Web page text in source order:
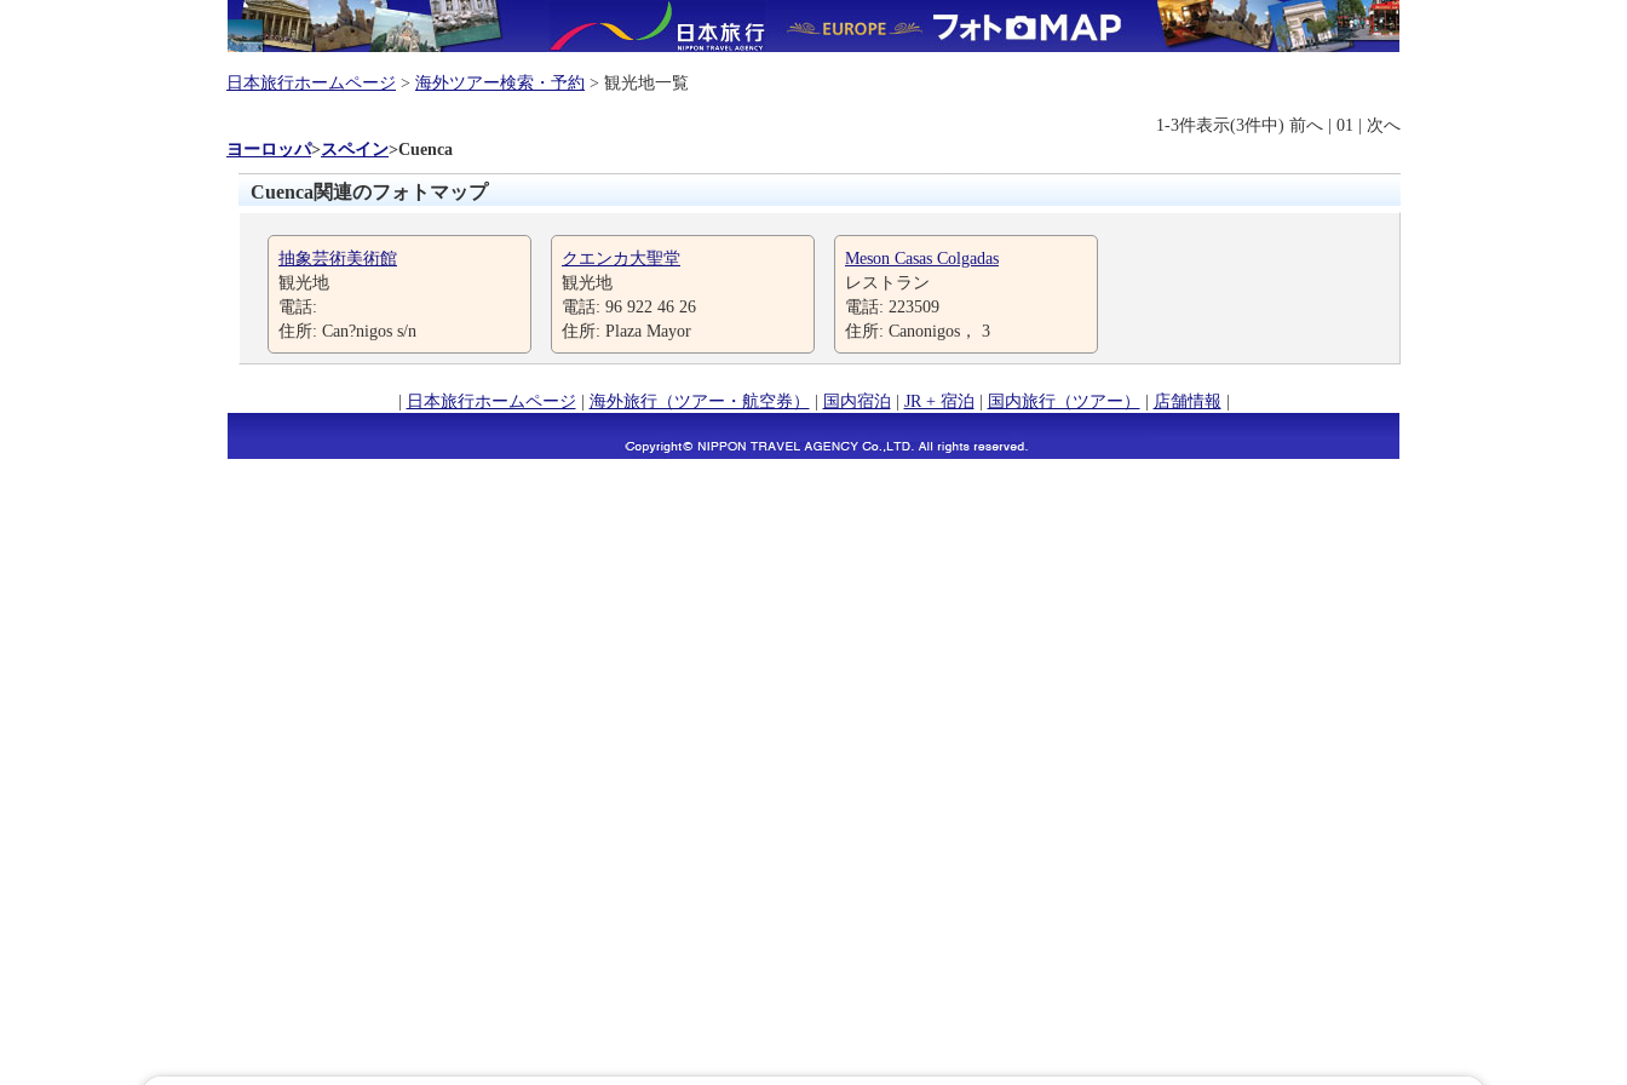
日本旅行ホームページ > 海外ツアー検索・予約 > 観光地一覧
1-3件表示(3件中) 前へ | 01 | 次へ
ヨーロッパ>スペイン>Cuenca
Cuenca関連のフォトマップ
抽象芸術美術館
観光地
電話:
住所: Can?nigos s/n
クエンカ大聖堂
観光地
電話: 96 922 46 26
住所: Plaza Mayor
Meson Casas Colgadas
レストラン
電話: 223509
住所: Canonigos， 3
| 日本旅行ホームページ | 海外旅行（ツアー・航空券） | 国内宿泊 | JR + 宿泊 | 国内旅行（ツアー） | 店舗情報 |